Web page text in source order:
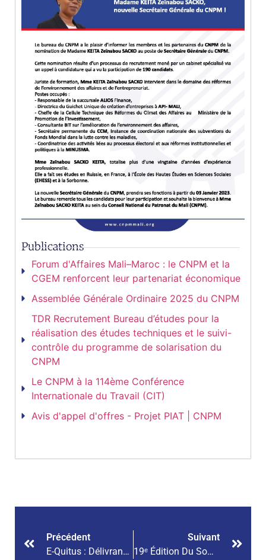
Publications
Forum d'Affaires Mali–Maroc : le CNPM et la
CGEM renforcent leur partenariat économique
Assemblée Générale Ordinaire 2025 du CNPM
TDR Recrutement Bureau d’études pour la
réalisation des études techniques et le suivi-
contrôle du programme de solarisation du
CNPM
Le CNPM à la 114ème Conférence
Internationale du Travail (CIT)
Avis d'appel d'offres - Projet PIAT | CNPM
Précédent
E-Quitus : Délivrance Du Quitus Fiscal Digitalisée Depuis Le 1er Août 2023.
Suivant
19ᵉ Édition Du Sommet De La Francophonie Placée Sous Le Haut Patronage Du Président De La République Française, M. Emmanuel Macron